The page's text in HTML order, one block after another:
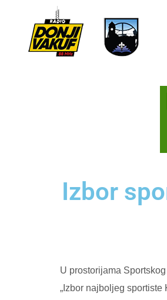
Izbor
U prostorijama
„Izbor najboljeg sportiste